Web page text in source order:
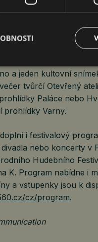
(červen-srpen)
cestování po Jižních
a jeden kultovní
tvůrčí Otevřený
Paláce nebo
prohlídky Varny.
i festivalový
nebo koncerty v
Hudebního
K. Program nabídne i
a vstupenky jsou k
cz/program.